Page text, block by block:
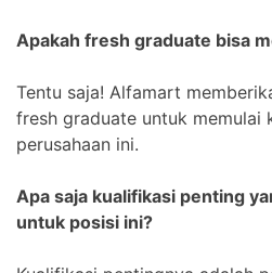
Apakah fresh graduate bisa
Tentu saja! Alfamart
fresh graduate untuk memulai
perusahaan ini.
Apa saja kualifikasi penting
untuk posisi ini?